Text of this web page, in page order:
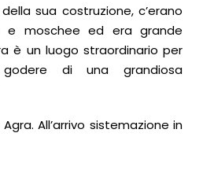
sua costruzione, c’erano
e moschee ed era grande
è un luogo straordinario per
di una grandiosa
All’arrivo sistemazione in